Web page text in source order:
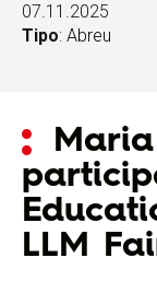
07.11.2025
Tipo: Abreu
LLM